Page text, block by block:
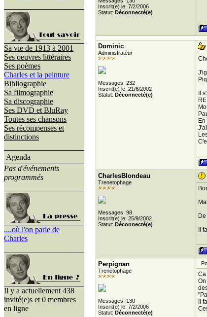
Sa vie de 1913 à 2001
Ses oeuvres littéraires
Ses poèmes
Charles et la peinture
Bibliographie
Sa filmographie
Sa discographie
Ses DVD et BluRay
Toutes ses chansons
Ses récompenses et
distinctions
Agenda
Pas d'événements
programmés
....où l'on parle de
Charles
Il y a actuellement 438
invité(e)s et 0 membres
en ligne
Inscrit(e) le: 7/2/2006
Statut: Déconnecté(e)
Dominic
Administrateur
Messages: 232
Inscrit(e) le: 21/6/2002
Statut: Déconnecté(e)
Il
CharlesBlondeau
Trenetophage
Messages: 98
Inscrit(e) le: 25/9/2002
Statut: Déconnecté(e)
Il
Perpignan
Trenetophage
Messages: 130
Inscrit(e) le: 7/2/2006
Statut: Déconnecté(e)
Ca
Il